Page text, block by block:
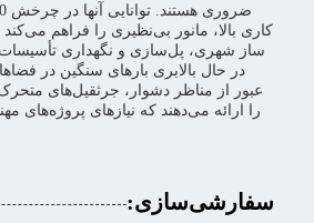
کاری بالا، مانور بی‌نظیری را فراهم
ساز شهری، پل‌سازی و نگهداری
در حال بالابری بارهای سنگین در
عبور از مناظر دشوار، جرثقیل‌های
را ارائه می‌دهند که نیازهای پروژه‌های
سفارشی‌سازی: